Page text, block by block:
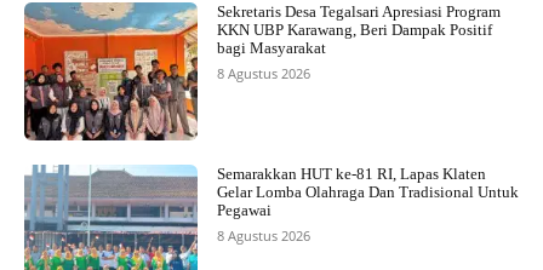
Sekretaris Desa Tegalsari Apresiasi Program
KKN UBP Karawang, Beri Dampak Positif
bagi Masyarakat
8 Agustus 2026
Semarakkan HUT ke-81 RI, Lapas Klaten
Gelar Lomba Olahraga Dan Tradisional Untuk
Pegawai
8 Agustus 2026